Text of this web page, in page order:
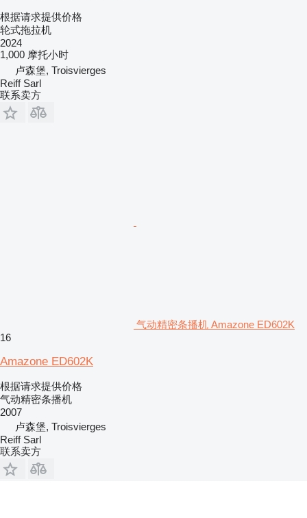
根据请求提供价格
轮式拖拉机
2024
1,000 摩托小时
卢森堡, Troisvierges
Reiff Sarl
联系卖方
气动精密条播机 Amazone ED602K
16
Amazone ED602K
根据请求提供价格
气动精密条播机
2007
卢森堡, Troisvierges
Reiff Sarl
联系卖方